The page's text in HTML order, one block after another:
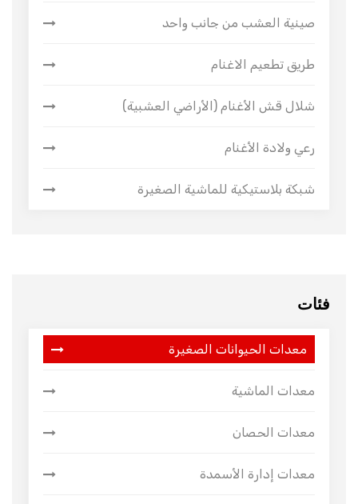
صينية العشب من جانب واحد
طريق تطعيم الاغنام
شلال قش الأغنام (الأراضي العشبية)
رعي ولادة الأغنام
شبكة بلاستيكية للماشية الصغيرة
فئات
معدات الحيوانات الصغيرة
معدات الماشية
معدات الحصان
معدات إدارة الأسمدة